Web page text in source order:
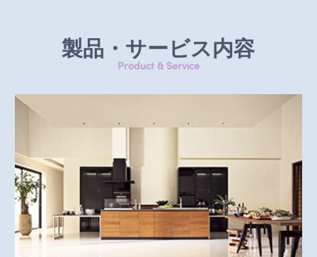
製品・サービス内容
Product & Service